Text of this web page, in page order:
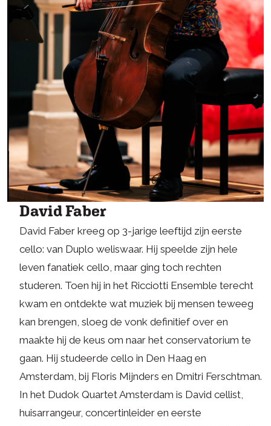
David Faber
David Faber kreeg op 3-jarige leeftijd zijn eerste
cello: van Duplo weliswaar. Hij speelde zijn hele
leven fanatiek cello, maar ging toch rechten
studeren. Toen hij in het Ricciotti Ensemble terecht
kwam en ontdekte wat muziek bij mensen teweeg
kan brengen, sloeg de vonk definitief over en
maakte hij de keus om naar het conservatorium te
gaan. Hij studeerde cello in Den Haag en
Amsterdam, bij Floris Mijnders en Dmitri Ferschtman.
In het Dudok Quartet Amsterdam is David cellist,
huisarrangeur, concertinleider en eerste